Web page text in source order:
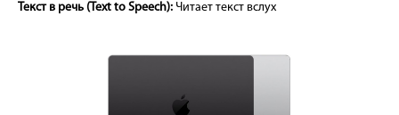
Текст в речь (Text to Speech): Читает текст вслух